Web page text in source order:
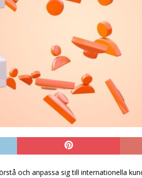
och anpassa sig till internationella